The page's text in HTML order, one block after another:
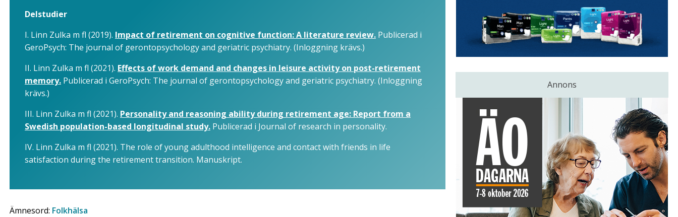
Delstudier
I. Linn Zulka m fl (2019). Impact of retirement on cognitive function: A literature review. Publicerad i
GeroPsych: The journal of gerontopsychology and geriatric psychiatry. (Inloggning krävs.)
II. Linn Zulka m fl (2021). Effects of work demand and changes in leisure activity on post-retirement
memory. Publicerad i GeroPsych: The journal of gerontopsychology and geriatric psychiatry. (Inloggning
krävs.)
III. Linn Zulka m fl (2021). Personality and reasoning ability during retirement age: Report from a
Swedish population-based longitudinal study. Publicerad i Journal of research in personality.
IV. Linn Zulka m fl (2021). The role of young adulthood intelligence and contact with friends in life
satisfaction during the retirement transition. Manuskript.
Ämnesord: Folkhälsa
Annons